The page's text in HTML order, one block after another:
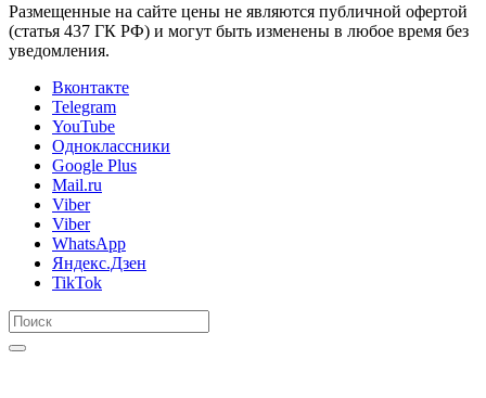
Размещенные на сайте цены не являются публичной офертой
(статья 437 ГК РФ) и могут быть изменены в любое время без
уведомления.
Вконтакте
Telegram
YouTube
Одноклассники
Google Plus
Mail.ru
Viber
Viber
WhatsApp
Яндекс.Дзен
TikTok